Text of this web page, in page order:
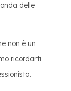
delle
non è un
ricordarti